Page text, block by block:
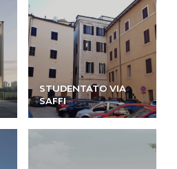
STUDENTATO VIA
SAFFI